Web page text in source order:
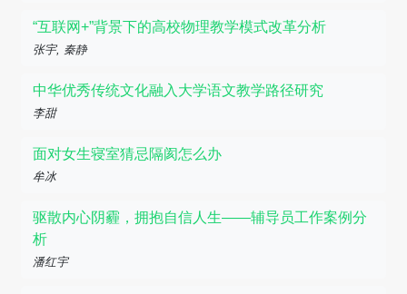
“互联网+”背景下的高校物理教学模式改革分析
张宇, 秦静
中华优秀传统文化融入大学语文教学路径研究
李甜
面对女生寝室猜忌隔阂怎么办
牟冰
驱散内心阴霾，拥抱自信人生——辅导员工作案例分
析
潘红宇